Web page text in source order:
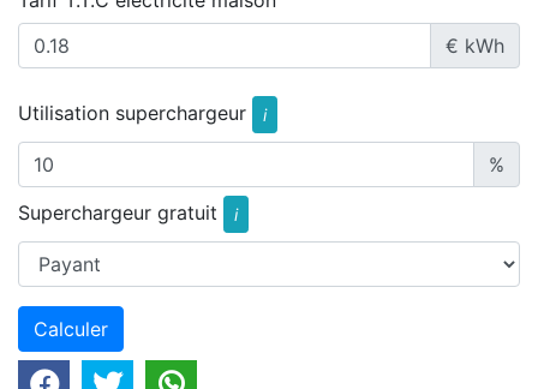
€ kWh
Utilisation superchargeur i
%
Superchargeur gratuit
i